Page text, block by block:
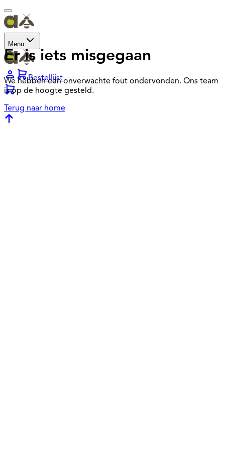
Menu
Bestellijst
Er is iets misgegaan
We hebben een onverwachte fout ondervonden. Ons team
is op de hoogte gesteld.
Terug naar home